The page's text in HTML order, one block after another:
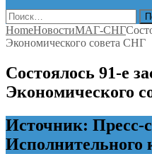
Найти:
HomeНовостиМАГ-СНГ
Экономического совета СНГ
Состоялось 91-е
Экономического
Источник: Пресс-